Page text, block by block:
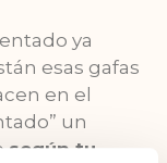
ya
esas gafas
en el
un
según tu